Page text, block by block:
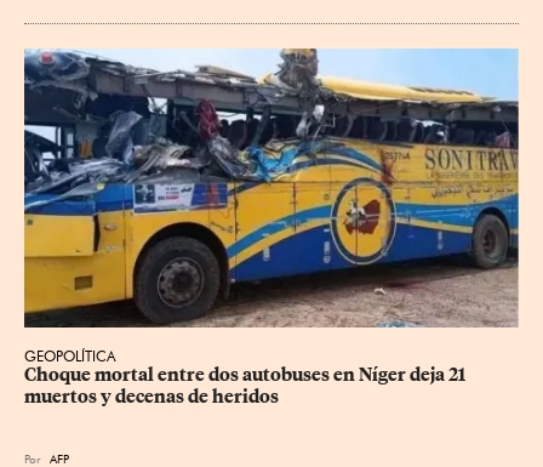
GEOPOLÍTICA
Choque mortal entre dos autobuses en Níger deja 21
muertos y decenas de heridos
Por AFP